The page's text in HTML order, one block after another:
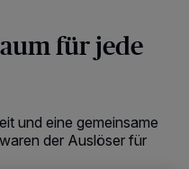
für jede
und eine gemeinsame
der Auslöser für
oder eindeutige
von OK aktivieren Sie
aufgeführten
sind manche Inhalte und
relevant für Sie. Sie können
um Ihre Einstellungen zu